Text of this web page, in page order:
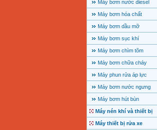
Máy bơm nước diesel
Máy bơm hóa chất
Máy bơm dầu mỡ
Máy bơm sục khí
Máy bơm chìm tõm
Máy bơm chữa cháy
Máy phun rửa áp lực
Máy bơm nước ngưng
Máy bơm hút bùn
Máy nén khí và thiết bị
Máy thiết bị rửa xe